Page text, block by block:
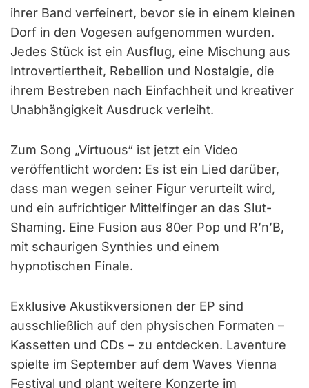
ihrer Band verfeinert, bevor sie in einem kleinen
Dorf in den Vogesen aufgenommen wurden.
Jedes Stück ist ein Ausflug, eine Mischung aus
Introvertiertheit, Rebellion und Nostalgie, die
ihrem Bestreben nach Einfachheit und kreativer
Unabhängigkeit Ausdruck verleiht.
Zum Song „Virtuous“ ist jetzt ein Video
veröffentlicht worden: Es ist ein Lied darüber,
dass man wegen seiner Figur verurteilt wird,
und ein aufrichtiger Mittelfinger an das Slut-
Shaming. Eine Fusion aus 80er Pop und R’n’B,
mit schaurigen Synthies und einem
hypnotischen Finale.
Exklusive Akustikversionen der EP sind
ausschließlich auf den physischen Formaten –
Kassetten und CDs – zu entdecken. Laventure
spielte im September auf dem Waves Vienna
Festival und plant weitere Konzerte im